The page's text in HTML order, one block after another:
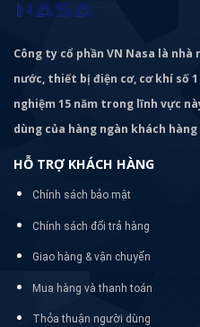
Công ty cổ phần VN Nasa là
nước, thiết bị điện cơ, cơ khí số
nghiệm 15 năm trong lĩnh vực
dùng của hàng ngàn khách
HỖ TRỢ KHÁCH HÀNG
Chính sách bảo mật
Chính sách đổi trả hàng
Giao hàng & vận chuyển
Mua hàng và thanh toán
Thỏa thuận người dùng